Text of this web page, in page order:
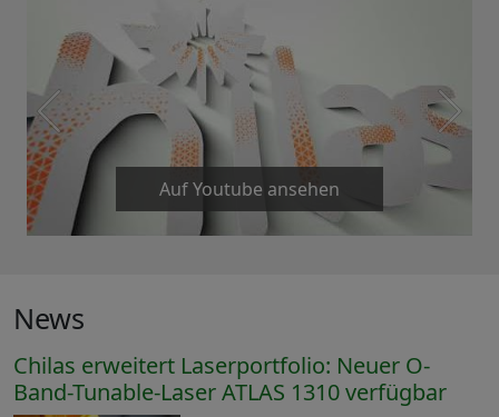
Auf Youtube ansehen
News
Chilas erweitert Laserportfolio: Neuer O-
Band-Tunable-Laser ATLAS 1310 verfügbar